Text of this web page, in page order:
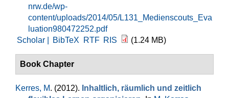
nrw.de/wp-
content/uploads/2014/05/L131_Medienscouts_Eva
luation980472252.pdf
Scholar |
BibTeX RTF RIS (1.24 MB)
Book Chapter
Kerres, M. (2012). Inhaltlich, räumlich und zeitlich